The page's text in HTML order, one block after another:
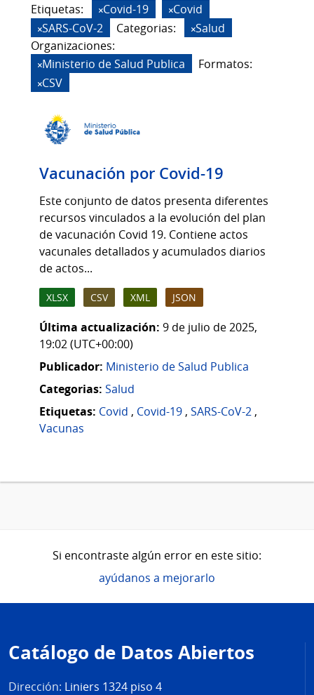
Etiquetas: Covid-19
Covid
SARS-CoV-2
Categorias:
Salud
Organizaciones:
Ministerio de Salud Publica
Formatos:
CSV
Vacunación por Covid-19
Este conjunto de datos presenta diferentes
recursos vinculados a la evolución del plan
de vacunación Covid 19. Contiene actos
vacunales detallados y acumulados diarios
de actos...
XLSX CSV XML JSON
Última actualización: 9 de julio de 2025,
19:02 (UTC+00:00)
Publicador: Ministerio de Salud Publica
Categorias: Salud
Etiquetas: Covid , Covid-19 , SARS-CoV-2 ,
Vacunas
Si encontraste algún error en este sitio:
ayúdanos a mejorarlo
de
página
Catálogo de Datos Abiertos
Dirección: Liniers 1324 piso 4